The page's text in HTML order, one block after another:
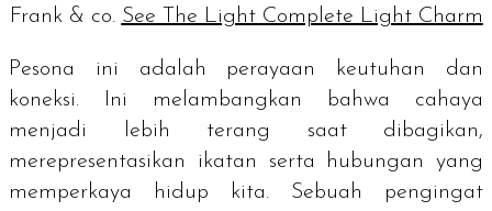
Frank & co. See The Light Complete Light Charm
Pesona ini adalah perayaan keutuhan dan
koneksi. Ini melambangkan bahwa cahaya
menjadi lebih terang saat dibagikan,
merepresentasikan ikatan serta hubungan yang
memperkaya hidup kita. Sebuah pengingat